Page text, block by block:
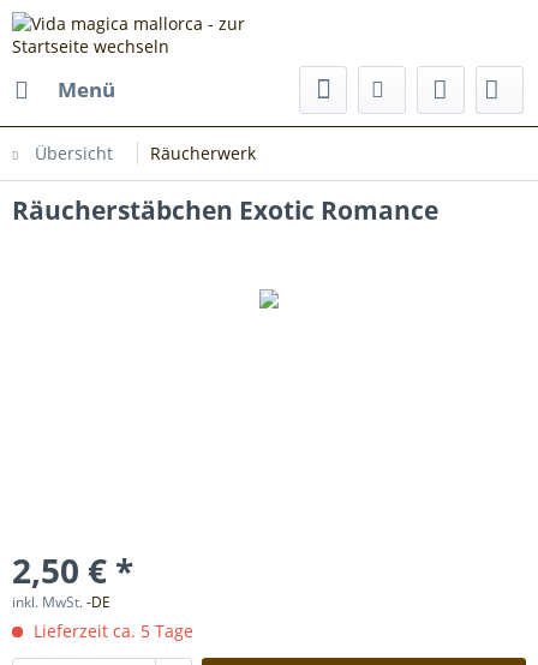
Menü
Übersicht Räucherwerk
Räucherstäbchen Exotic Romance
2,50 € *
inkl. MwSt.-DE
Lieferzeit ca. 5 Tage